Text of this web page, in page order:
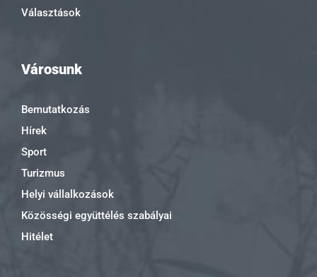
Választások
Városunk
Bemutatkozás
Hírek
Sport
Turizmus
Helyi vállalkozások
Közösségi együttélés szabályai
Hitélet